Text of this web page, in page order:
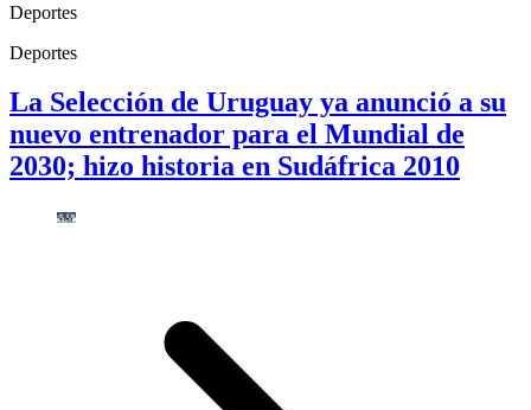
Deportes
Deportes
La Selección de Uruguay ya anunció a su
nuevo entrenador para el Mundial de
2030; hizo historia en Sudáfrica 2010